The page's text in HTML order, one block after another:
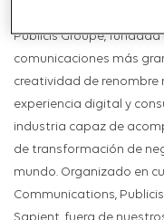
Publicis Groupe, fundada
comunicaciones más
creatividad de renombre
experiencia digital y
industria capaz de
de transformación de
mundo. Organizado en
Communications,